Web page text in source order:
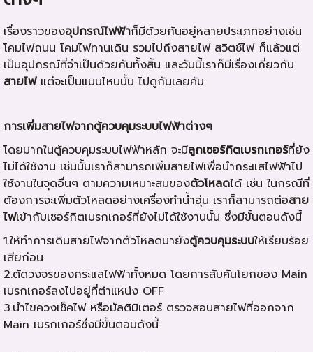
เรื่องราวของอุปกรณ์ไฟฟ้าก็มีด้วยกันอยู่หลายประเภทอย่างเช่น
โคมไฟถนน โคมไฟทานเดิน รวมไปถึงสายไฟ สวิตช์ไฟ ก็แล้วแต่
เป็นอุปกรณ์ที่จำเป็นด้วยกันทั้งสิ้น และวันนี้เราก็มีเรื่องเกี่ยวกับ
สายไฟแต่จะเป็นแบบไหนนั้น ไปดูกันเลยคับ
การเพิ่มสายไฟจากตู้ควบคุมระบบไฟฟ้าต่างๆ
โดยมากในตู้ควบคุมระบบไฟฟ้าหลัก จะมีลูกเซอร์กิตเบรกเกอร์ที่ยัง
ไม่ได้ใช้งาน เช่นนั้นเราก็สามารถเพิ่มสายไฟเพื่อนำกระแสไฟฟ้าไป
ใช้งานในจุดอื่นๆ ตามความเหมาะสมของตัวโหลดได้ เช่น ในกรณีที่
ต้องการจะเพิ่มตัวโหลดอย่างเครื่องทำน้ำอุ่น เราก็สามารถต่อสาย
ไฟเข้ากับเซอร์กิตเบรกเกอร์ที่ยังไม่ได้ใช้งานนั้น ซึ่งมีขั้นตอนดังนี้
1.ให้ทำการเดินสายไฟจากตัวโหลดมายังตู้ควบคุมระบบให้เรียบร้อย
เสียก่อน
2.ตัดวงจรของกระแสไฟฟ้าทั้งหมด โดยการสับคันโยกของ Main
เบรกเกอร์ลงไปอยู่ที่ตำแหน่ง OFF
3.นำไขควงเช็คไฟ หรือมัลติมิเตอร์ ตรวจสอบสายไฟที่ออกจาก
Main เบรกเกอร์ซึ่งมีขั้นตอนดังนี้